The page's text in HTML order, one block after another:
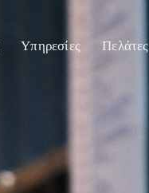
Υπηρεσίες Πελάτες